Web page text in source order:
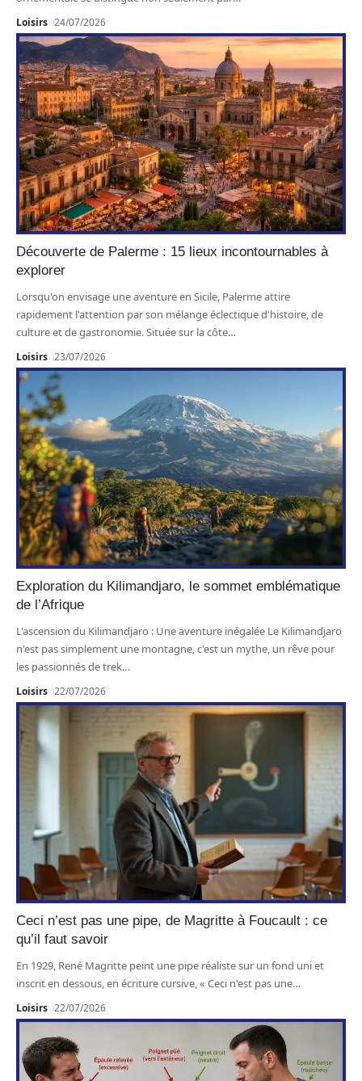
Loisirs 24/07/2026
Découverte de Palerme : 15 lieux incontournables à
explorer
Lorsqu'on envisage une aventure en Sicile, Palerme attire
rapidement l'attention par son mélange éclectique d'histoire, de
culture et de gastronomie. Située sur la côte…
Loisirs 23/07/2026
Exploration du Kilimandjaro, le sommet emblématique
de l’Afrique
L'ascension du Kilimandjaro : Une aventure inégalée Le Kilimandjaro
n'est pas simplement une montagne, c'est un mythe, un rêve pour
les passionnés de trek…
Loisirs 22/07/2026
Ceci n’est pas une pipe, de Magritte à Foucault : ce
qu’il faut savoir
En 1929, René Magritte peint une pipe réaliste sur un fond uni et
inscrit en dessous, en écriture cursive, « Ceci n'est pas une…
Loisirs 22/07/2026